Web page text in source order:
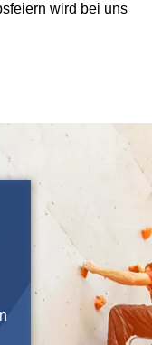
wird bei uns